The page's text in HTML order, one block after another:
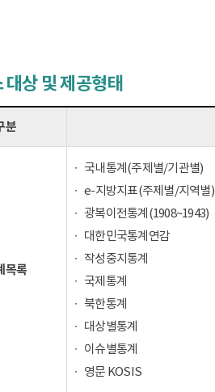
대상 및 제공형태
분
목록
국내통계(주제별/기관별)
e-지방지표(주제별/지역별)
광복이전통계(1908~1943)
대한민국통계연감
작성중지통계
국제통계
북한통계
대상별통계
이슈별통계
영문 KOSIS